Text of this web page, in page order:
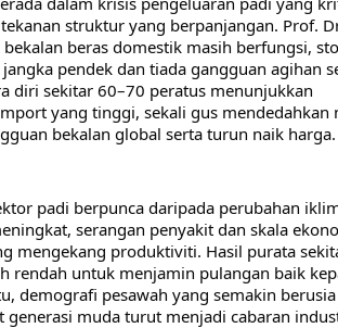
struktur yang berpanjangan. Prof.
beras domestik masih berfungsi,
pendek dan tiada gangguan agihan
diri sekitar 60–70 peratus menunjukkan
yang tinggi, sekali gus mendedahkan
bekalan global serta turun naik harga.
padi berpunca daripada perubahan
serangan penyakit dan skala
mengekang produktiviti. Hasil purata
rendah untuk menjamin pulangan baik
demografi pesawah yang semakin
generasi muda turut menjadi cabaran